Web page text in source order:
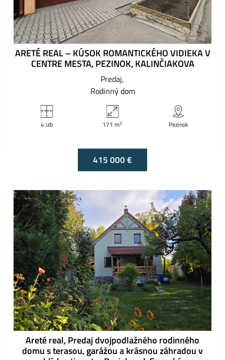
ARETÉ REAL – KÚSOK ROMANTICKÉHO VIDIEKA V
CENTRE MESTA, PEZINOK, KALINČIAKOVA
Predaj
Rodinný dom
4 izb 171 m2 Pezinok
415 000 €
Areté real, Predaj dvojpodlažného rodinného
domu s terasou, garážou a krásnou záhradou v